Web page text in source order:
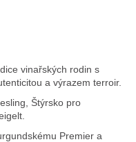
vinařských rodin s
a výrazem terroir.
Štýrsko pro
Premier a